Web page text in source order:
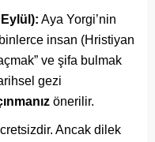
Aya Yorgi’nin
insan (Hristiyan
ve şifa bulmak
gezi
önerilir.
Ancak dilek